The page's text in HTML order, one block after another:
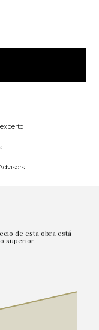
de esta obra está
superior.